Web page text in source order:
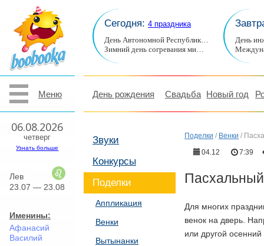
Меню
06.08.2026
четверг
Узнать больше
Лев
23.07 — 23.08
Именины:
Афанасий
Василий
Сегодня: 4 праздника
День Автономной Республик…
Зимний день согревания ми…
День
День рождения Свадьба Новый год
Звуки
Конкурсы
Поделки
Аппликация
Венки
Вытынанки
Поделки / Венки /
04.12
7:39
Для многих
венок на дверь.
или другой